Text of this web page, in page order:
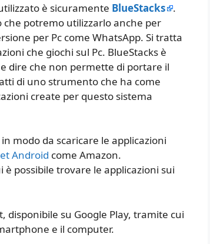
è sicuramente BlueStacks
.
che potremo utilizzarlo anche per
per Pc come WhatsApp. Si tratta
che giochi sul Pc. BlueStacks è
dire che non permette di portare il
di uno strumento che ha come
create per questo sistema
modo da scaricare le applicazioni
Android come Amazon.
possibile trovare le applicazioni sui
disponibile su Google Play, tramite cui
e il computer.